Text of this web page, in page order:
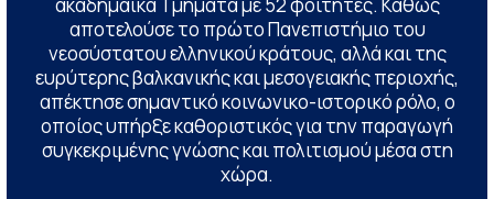
αποτελούσε το πρώτο Πανεπιστήμιο του
νεοσύστατου ελληνικού κράτους, αλλά και της
ευρύτερης βαλκανικής και μεσογειακής περιοχής,
απέκτησε σημαντικό κοινωνικο-ιστορικό ρόλο, ο
οποίος υπήρξε καθοριστικός για την παραγωγή
συγκεκριμένης γνώσης και πολιτισμού μέσα στη
χώρα.